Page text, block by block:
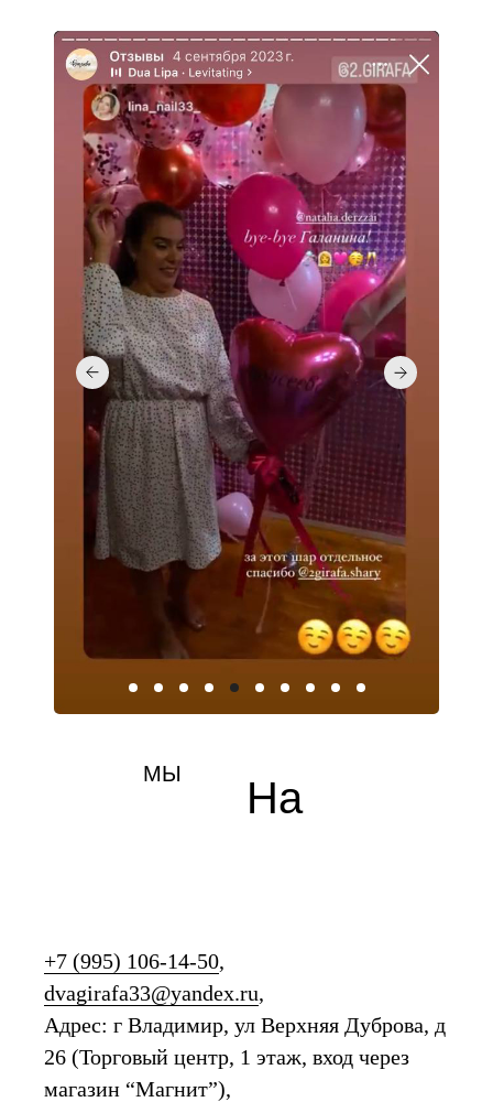
МЫ
На
+7 (995) 106-14-50,
dvagirafa33@yandex.ru,
Адрес: г Владимир, ул Верхняя Дуброва, д
26 (Торговый центр, 1 этаж, вход через
магазин “Магнит”),